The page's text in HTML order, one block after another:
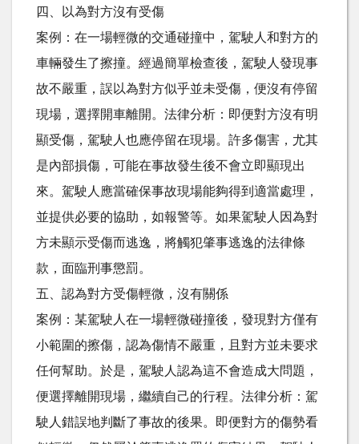
四、以為對方沒有受傷
案例：在一場輕微的交通碰撞中，駕駛人和對方的
車輛發生了擦撞。經過簡單檢查後，駕駛人發現事
故不嚴重，誤以為對方似乎並未受傷，便沒有停留
現場，選擇開車離開。法律分析：即便對方沒有明
顯受傷，駕駛人也應停留在現場。許多傷害，尤其
是內部損傷，可能在事故發生後不會立即顯現出
來。駕駛人應當確保事故現場能夠得到適當處理，
並提供必要的協助，如報警等。如果駕駛人因為對
方未顯示受傷而逃逸，將觸犯肇事逃逸的法律條
款，面臨刑事懲罰。
五、認為對方受傷輕微，沒有關係
案例：某駕駛人在一場輕微碰撞後，發現對方僅有
小範圍的擦傷，認為傷情不嚴重，且對方並未要求
任何幫助。於是，駕駛人認為這不會造成大問題，
便選擇離開現場，繼續自己的行程。法律分析：駕
駛人錯誤地判斷了事故的後果。即便對方的傷勢看